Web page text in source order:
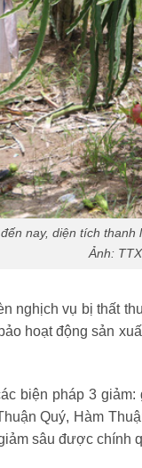
nay, diện tích
Ảnh:
nghịch vụ bị thất
hoạt động sản
biện pháp 3
Quý, Hàm
sâu được chính